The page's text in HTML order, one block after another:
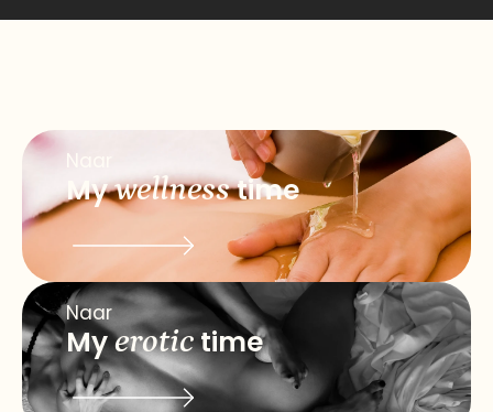
Naar
Mywellnesstime
Naar
Myerotictime